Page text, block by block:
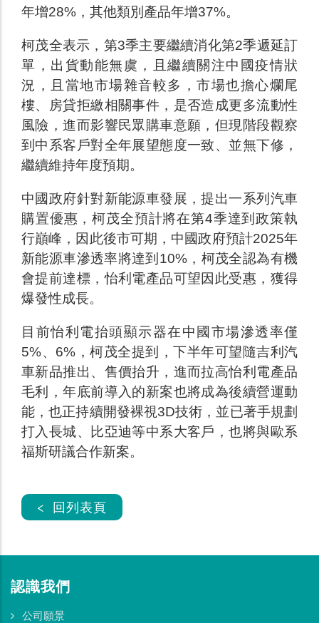
年增28%，其他類別產品年增37%。
柯茂全表示，第3季主要繼續消化第2季遞延訂
單，出貨動能無虞，且繼續關注中國疫情狀
況，且當地市場雜音較多，市場也擔心爛尾
樓、房貸拒繳相關事件，是否造成更多流動性
風險，進而影響民眾購車意願，但現階段觀察
到中系客戶對全年展望態度一致、並無下修，
繼續維持年度預期。
中國政府針對新能源車發展，提出一系列汽車
購置優惠，柯茂全預計將在第4季達到政策執
行巔峰，因此後市可期，中國政府預計2025年
新能源車滲透率將達到10%，柯茂全認為有機
會提前達標，怡利電產品可望因此受惠，獲得
爆發性成長。
目前怡利電抬頭顯示器在中國市場滲透率僅
5%、6%，柯茂全提到，下半年可望隨吉利汽
車新品推出、售價抬升，進而拉高怡利電產品
毛利，年底前導入的新案也將成為後續營運動
能，也正持續開發裸視3D技術，並已著手規劃
打入長城、比亞迪等中系大客戶，也將與歐系
福斯研議合作新案。
< 回列表頁
認識我們
公司願景